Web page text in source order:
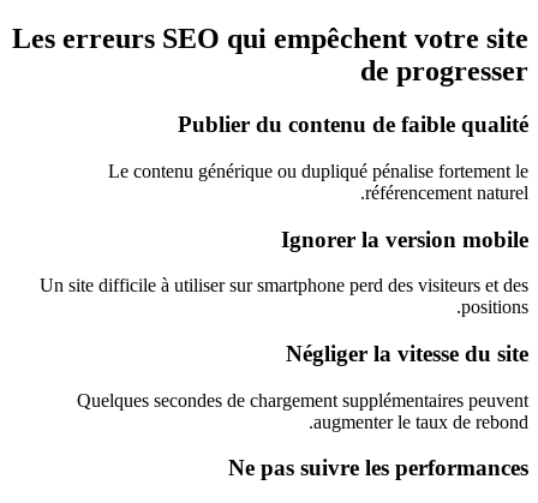
Les erreurs SEO qui empêchent votre site
de progresser
Publier du contenu de faible qualité
Le contenu générique ou dupliqué pénalise fortement le
référencement naturel.
Ignorer la version mobile
Un site difficile à utiliser sur smartphone perd des visiteurs et des
positions.
Négliger la vitesse du site
Quelques secondes de chargement supplémentaires peuvent
augmenter le taux de rebond.
Ne pas suivre les performances